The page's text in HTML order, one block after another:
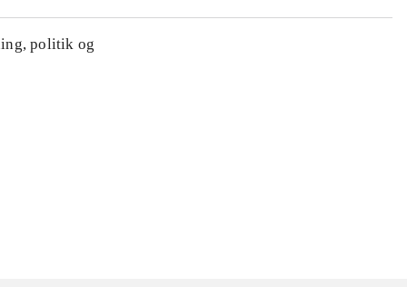
politik og